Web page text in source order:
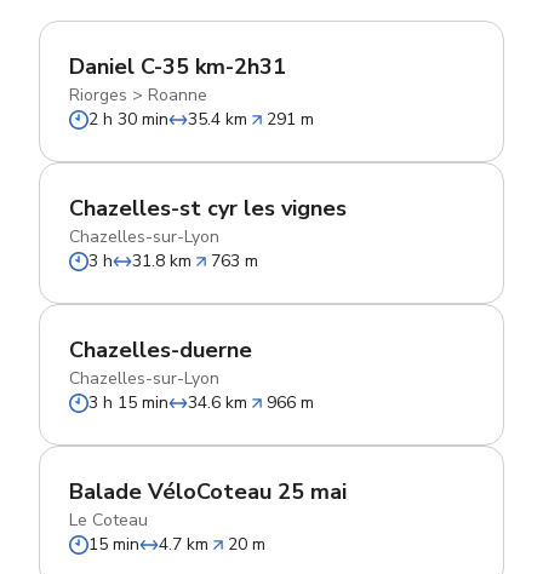
Daniel C-35 km-2h31
Riorges > Roanne
2 h 30 min
35.4 km 291 m
Chazelles-st cyr les vignes
Chazelles-sur-Lyon
3 h
31.8 km 763 m
Chazelles-duerne
Chazelles-sur-Lyon
3 h 15 min
34.6 km 966 m
Balade VéloCoteau 25 mai
Le Coteau
15 min
4.7 km 20 m